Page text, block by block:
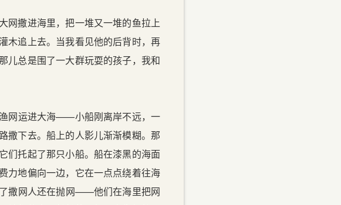
撒进海里，把一堆又一堆的鱼拉上
木追上去。当我看见他的后背时，再
儿总是围了一大群玩耍的孩子，我和
网运进大海——小船刚离岸不远，一
撒下去。船上的人影儿渐渐模糊。那
们托起了那只小船。船在漆黑的海面
力地偏向一边，它在一点点绕着往海
撒网人还在抛网——他们在海里把网